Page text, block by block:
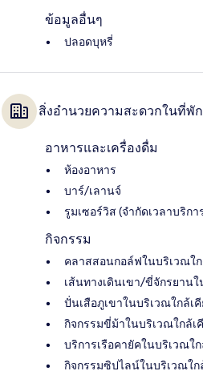
ข้อมูลอื่นๆ
ปลอดบุหรี่
สิ่งอำนวยความสะดวกในที่พัก
อาหารและเครื่องดื่ม
ห้องอาหาร
บาร์/เลานจ์
รูมเซอร์วิส (จำกัดเวลาบริกา
กิจกรรม
คลาสสอนกอล์ฟในบริเวณใก
เส้นทางเดินเขา/ขี่จักรยานใ
ปั่นเสือภูเขาในบริเวณใกล้เคี
กิจกรรมขี่ม้าในบริเวณใกล้เ
บริการเรือคายัคในบริเวณใก
กิจกรรมซิปไลน์ในบริเวณใก